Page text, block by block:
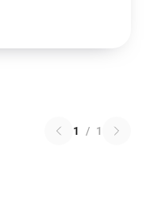
1 / 1